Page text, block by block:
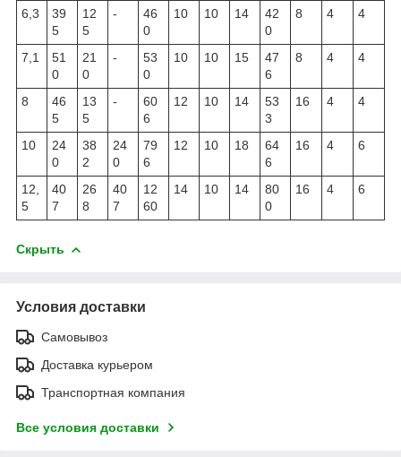
6,3
39
5
12
5
-
46
0
10 10 14
42
0
8 4 4
7,1
51
0
21
0
-
53
0
10 10 15
47
6
8 4 4
8
46
5
13
5
-
60
6
12 10 14
53
3
16 4 4
10
24
0
38
2
24
0
79
6
12 10 18
64
6
16 4 6
12,
5
40
7
26
8
40
7
12
60
14 10 14
80
0
16 4 6
Скрыть
Условия доставки
Самовывоз
Доставка курьером
Транспортная компания
Все условия доставки